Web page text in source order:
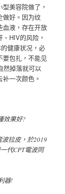
美容院做了，
做好。因为纹
血液，存在开放
HIV的风险，
健康状况，必
要包扎，不能见
然掉落就可以
一次颜色。
效果好?
拉皮，於2019
代CPT電波同
器!